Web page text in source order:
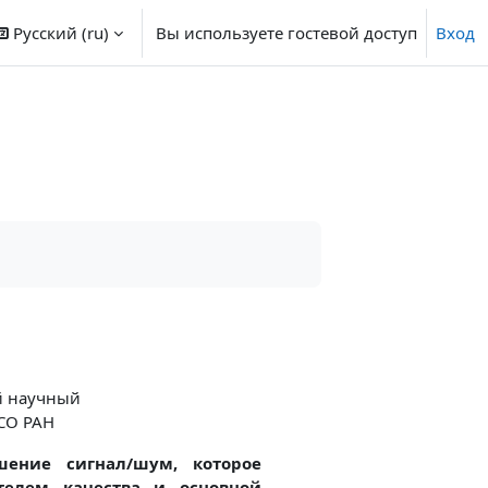
Русский ‎(ru)‎ Вы используете гостевой доступ Вход
научный
РАН
сигнал/шум, которое